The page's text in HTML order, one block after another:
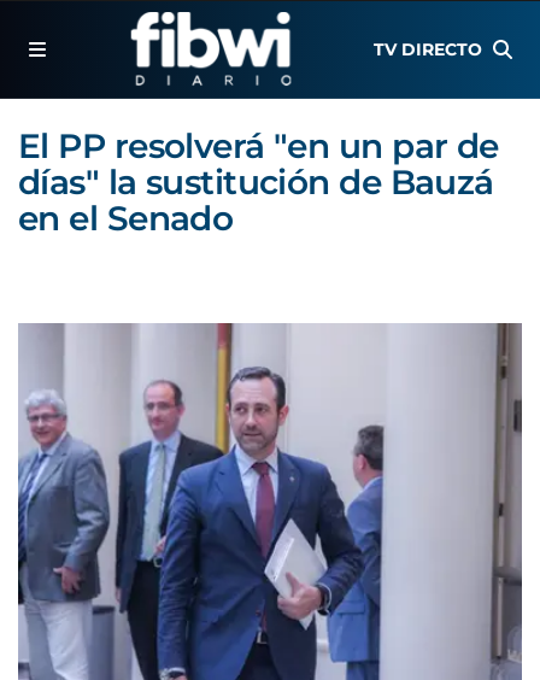
TV DIRECTO
El PP resolverá "en un par de
días" la sustitución de Bauzá
en el Senado